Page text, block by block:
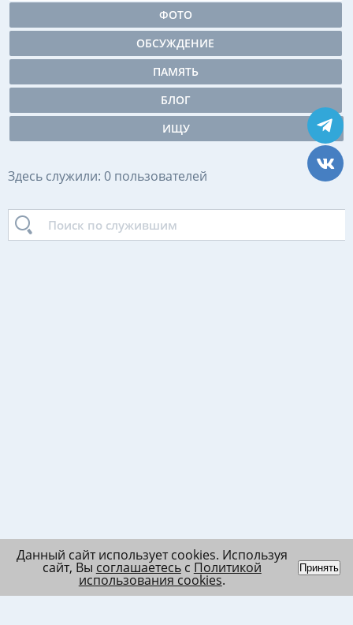
ФОТО
ОБСУЖДЕНИЕ
ПАМЯТЬ
БЛОГ
ИЩУ
Здесь служили: 0 пользователей
Данный сайт использует cookies. Используя
сайт, Вы соглашаетесьс Политикой
использования cookies.
Принять